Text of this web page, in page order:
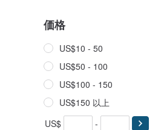
価格
US$10 - 50
US$50 - 100
US$100 - 150
US$150 以上
US$
-